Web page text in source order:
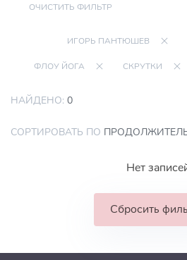
ОЧИСТИТЬ ФИЛЬТР
ИГОРЬ ПАНТЮШЕВ
ФЛОУ ЙОГА СКРУТКИ
НАЙДЕНО: 0
СОРТИРОВАТЬ ПО
Нет
Сбросить